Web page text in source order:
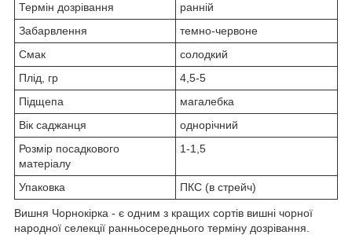
Термін дозрівання
ранній
Забарвлення
темно-червоне
Смак
солодкий
Плід, гр
4,5-5
Підщепа
магалебка
Вік саджанця
однорічний
Розмір посадкового
матеріалу
1-1,5
Упаковка ПКС (в стрейч)
Вишня Чорнокірка - є одним з кращих сортів вишні чорної
народної селекції ранньосереднього терміну дозрівання.